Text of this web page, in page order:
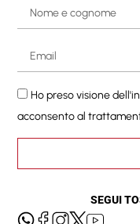
Ho preso visione
acconsento al
SEGUI